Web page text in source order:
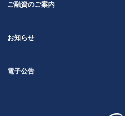
ご融資のご案内
お知らせ
電子公告